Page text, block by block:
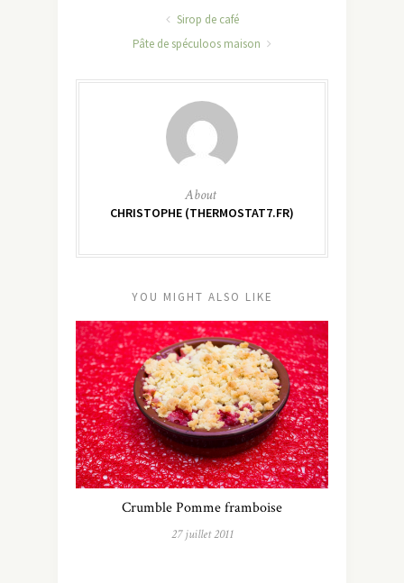
Sirop de café
Pâte de spéculoos maison
About
CHRISTOPHE (THERMOSTAT7.FR)
YOU MIGHT ALSO LIKE
Crumble Pomme framboise
27 juillet 2011